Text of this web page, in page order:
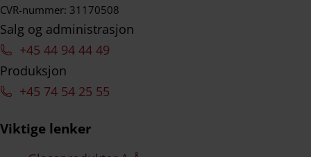
CVR-nummer: 31170508
Salg og administrasjon
+45 44 94 44 49
Produksjon
+45 74 54 25 55
Viktige lenker